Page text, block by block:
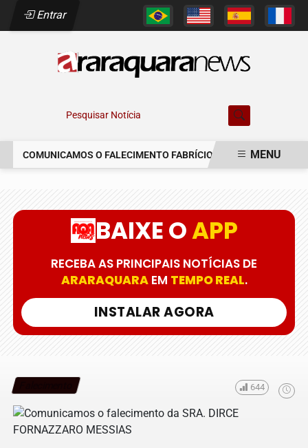
Entrar
Pesquisar Notícia
COMUNICAMOS O FALECIMENTO FABRÍCIO AUGUSTO FERREIRA
MENU
BAIXE OAPP
RECEBA AS PRINCIPAIS NOTÍCIAS DE
ARARAQUARAEM TEMPO REAL.
INSTALAR AGORA
644